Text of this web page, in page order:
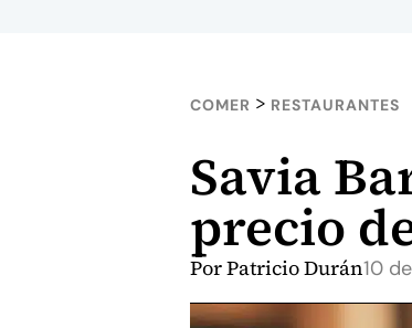
COMER > RESTAURANTES
Savia
precio
PorPatricio Durán10